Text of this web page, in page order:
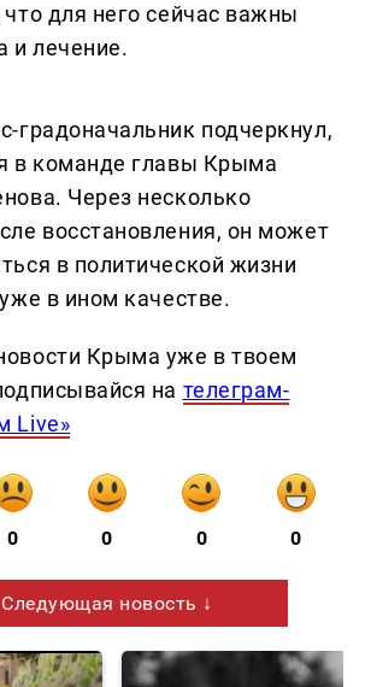
для него сейчас важны
и лечение.
градоначальник подчеркнул,
в команде главы Крыма
Через несколько
восстановления, он может
в политической жизни
в ином качестве.
Крыма уже в твоем
на телеграм-
Live»
0 0 0 0
Следующая новость ↓